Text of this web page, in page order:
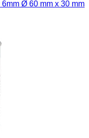
Ø 60 mm x 30 mm